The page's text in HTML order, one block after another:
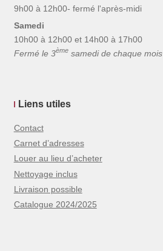
9h00 à 12h00- fermé l'après-midi
Samedi
10h00 à 12h00 et 14h00 à 17h00
Fermé le 3èmesamedi de chaque mois
Liens utiles
Contact
Carnet d’adresses
Louer au lieu d’acheter
Nettoyage inclus
Livraison possible
Catalogue 2024/2025